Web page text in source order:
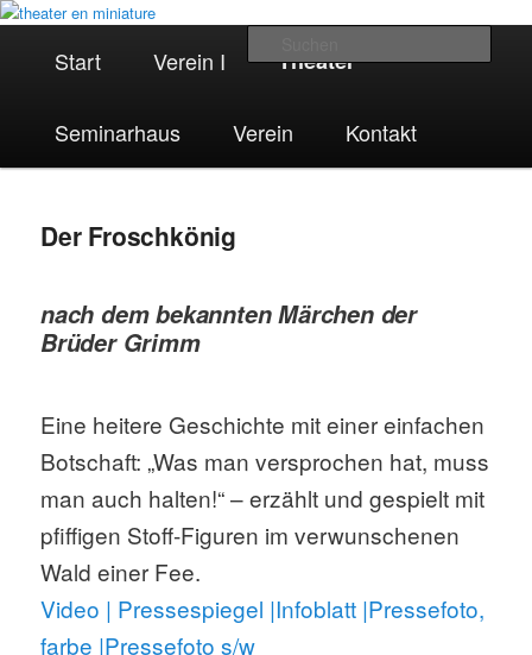
Zum
theater en miniature
mobiles Puppen- und Figurentheater | Seminarhaus Szenario |
Heidelberger Puppentheater e.V.
Start Verein I Theater
Seminarhaus Verein Kontakt
Der Froschkönig
nach dem bekannten Märchen der
Brüder Grimm
Eine heitere Geschichte mit einer einfachen
Botschaft: „Was man versprochen hat, muss
man auch halten!“ – erzählt und gespielt mit
pfiffigen Stoff-Figuren im verwunschenen
Wald einer Fee.
Video | Pressespiegel |Infoblatt |Pressefoto,
farbe |Pressefoto s/w